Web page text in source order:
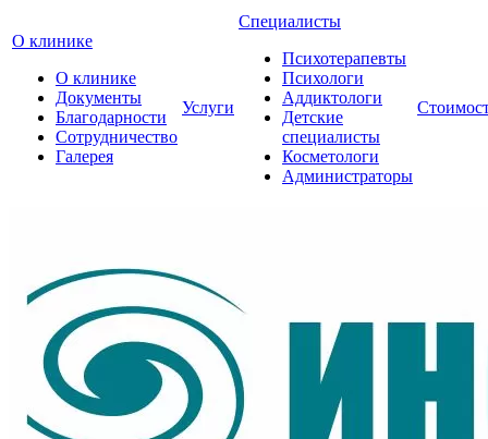
О клинике
О клинике
Документы
Благодарности
Сотрудничество
Галерея
Услуги
Специалисты
Психотерапевты
Психологи
Аддиктологи
Детские
специалисты
Косметологи
Администраторы